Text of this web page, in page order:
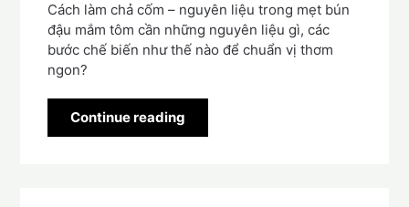
Cách làm chả cốm – nguyên liệu trong mẹt bún
đậu mắm tôm cần những nguyên liệu gì, các
bước chế biến như thế nào để chuẩn vị thơm
ngon?
Continue reading